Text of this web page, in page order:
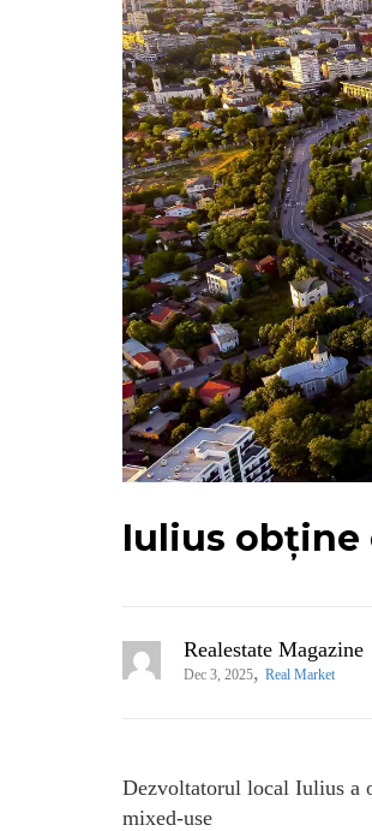
Iulius obține
Realestate Magazine
Dec 3, 2025, Real Market
Dezvoltatorul local Iulius a
mixed-use